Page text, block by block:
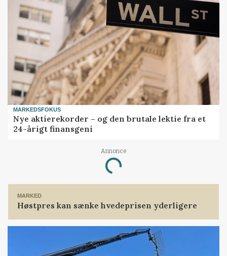
MARKEDSFOKUS
Nye aktierekorder – og den brutale lektie fra et
24-årigt finansgeni
Annonce
Loading...
MARKED
Høstpres kan sænke hvedeprisen yderligere